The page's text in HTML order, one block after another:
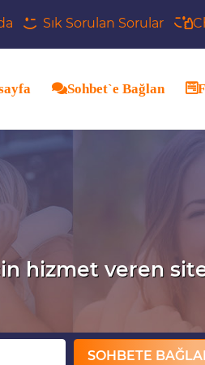
Sık Sorulan Sorular
Sohbet`e Bağlan
hizmet veren
SOHBETE